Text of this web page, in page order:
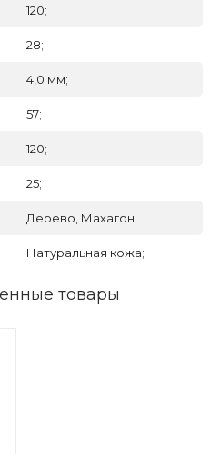
120;
28;
4,0 мм;
57;
120;
25;
Дерево, Махагон;
Натуральная кожа;
товары